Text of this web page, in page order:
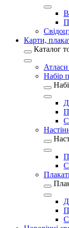
Карти,
Каталог
Атласи
Набір